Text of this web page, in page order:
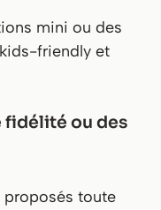
mini ou des
friendly et
fidélité ou des
proposés toute